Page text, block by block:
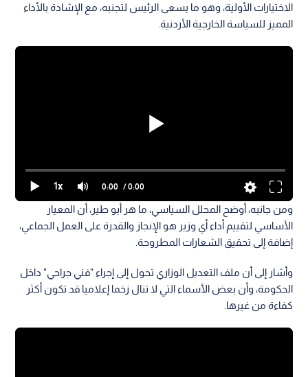
الاختيارات الأولية، وهو ما يسعى الرئيس لتجنبه، مع الإشادة بالأداء
المميز للسياسة الخارجية الأردنية.
1x 0:00 / 0:00
ومن جانبه، أوضح المحلل السياسي، ما هر أبو طير، أن المعيار
الأساسي لتقييم أداء أي وزير هو الإنجاز والقدرة على العمل الجماعي،
إضافة إلى تحقيق الشعارات المطروحة.
وأشار إلى أن ملف التعديل الوزاري تحول إلى إجراء "فني جراحي" داخل
الحكومة، وأن بعض الأسماء التي لا تنال زخما إعلاميا قد تكون أكثر
كفاءة من غيرها.